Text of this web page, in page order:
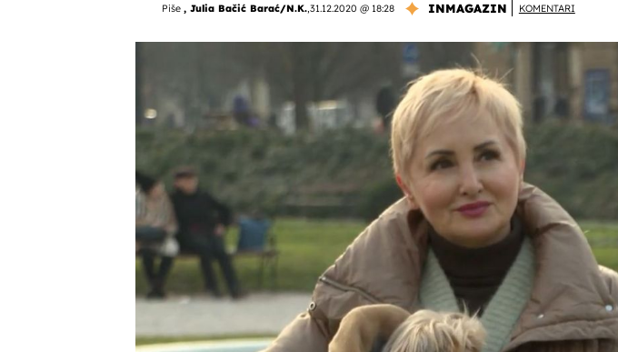
Piše , Julia Bačić Barać/N.K.,31.12.2020 @ 18:28 INMAGAZIN KOMENTARI